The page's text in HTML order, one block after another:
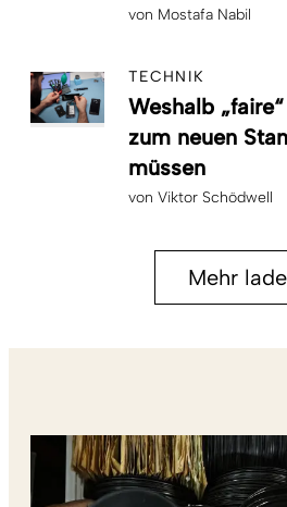
von Mostafa Nabil
TECHNIK
Weshalb
zum neuen
müssen
von Viktor Schödwell
Mehr